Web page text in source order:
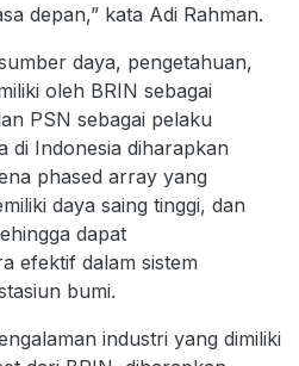
depan,” kata Adi Rahman.
daya, pengetahuan,
oleh BRIN sebagai
PSN sebagai pelaku
di Indonesia diharapkan
phased array yang
daya saing tinggi, dan
dapat
efektif dalam sistem
bumi.
industri yang dimiliki